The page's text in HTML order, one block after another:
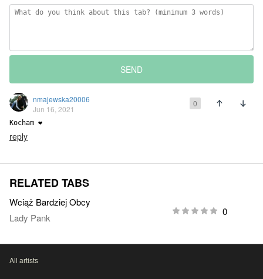
SEND
nmajewska20006
Jun 16, 2021
0
Kocham ❤️
reply
RELATED TABS
Wciąż Bardziej Obcy
Lady Pank
0
All artists